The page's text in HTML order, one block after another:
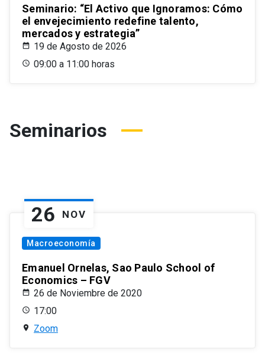
Seminario: “El Activo que Ignoramos: Cómo
el envejecimiento redefine talento,
mercados y estrategia”
19 de Agosto de 2026
09:00 a 11:00 horas
Seminarios
26 NOV
Macroeconomía
Emanuel Ornelas, Sao Paulo School of
Economics – FGV
26 de Noviembre de 2020
17:00
Zoom